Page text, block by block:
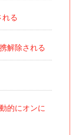
れる
解除される
的にオンに